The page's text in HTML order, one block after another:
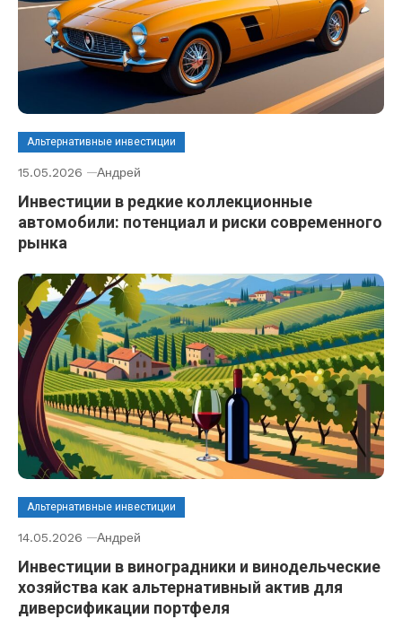
Альтернативные инвестиции
15.05.2026 Андрей
Инвестиции в редкие коллекционные
автомобили: потенциал и риски современного
рынка
Альтернативные инвестиции
14.05.2026 Андрей
Инвестиции в виноградники и винодельческие
хозяйства как альтернативный актив для
диверсификации портфеля